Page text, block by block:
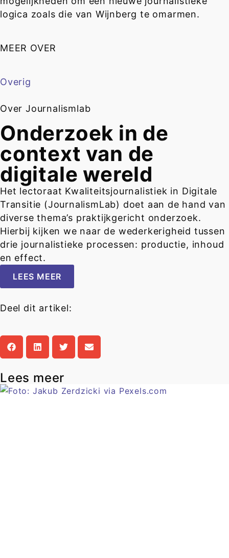
logica zoals die van Wijnberg te omarmen.
MEER OVER
Overig
Over Journalismlab
Onderzoek in de
context van de
digitale wereld
Het lectoraat Kwaliteitsjournalistiek in Digitale
Transitie (JournalismLab) doet aan de hand van
diverse thema’s praktijkgericht onderzoek.
Hierbij kijken we naar de wederkerigheid tussen
drie journalistieke processen: productie, inhoud
en effect.
LEES MEER
Deel dit artikel:
Lees meer